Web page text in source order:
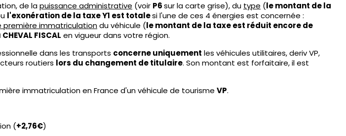
de lapuissance administrative (voir P6sur la carte grise), du type (le montant de la
l'exonération de la taxe Y1 est totalesi l'une de ces 4 énergies est concernée :
première immatriculationdu véhicule (le montant de la taxe est réduit encore de
FISCAL en vigueur dans votre région.
dans les transports concerne uniquement les véhicules utilitaires, deriv VP,
routiers lors du changement de titulaire. Son montant est forfaitaire, il est
immatriculation en France d'un véhicule de tourisme VP.
(+2,76€)